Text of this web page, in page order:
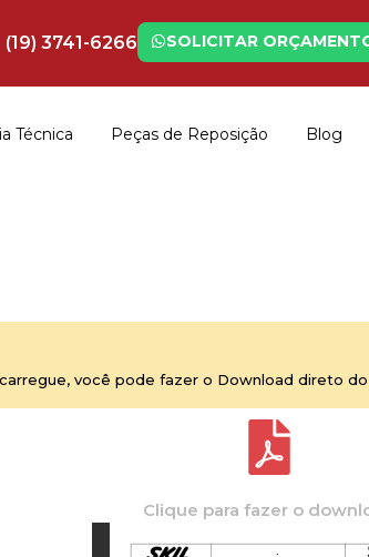
(19) 3741-6266 SOLICITAR
Técnica Peças de Reposição Blog
você pode fazer o Download direto
Clique para fazer o